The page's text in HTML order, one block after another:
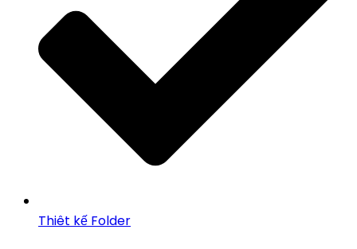
Thiêt kế Folder